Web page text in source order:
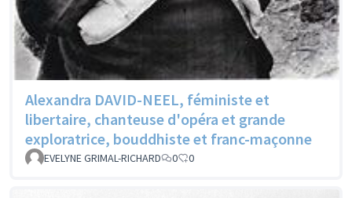
Alexandra DAVID-NEEL, féministe et
libertaire, chanteuse d'opéra et grande
exploratrice, bouddhiste et franc-maçonne
EVELYNE GRIMAL-RICHARD 0 0